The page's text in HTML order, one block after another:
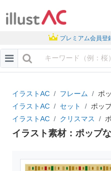
プレミアム会員登
イラストAC フレーム
ポ
イラストAC
セット
ポッ
イラストAC
クリスマス
イラスト素材：ポップ